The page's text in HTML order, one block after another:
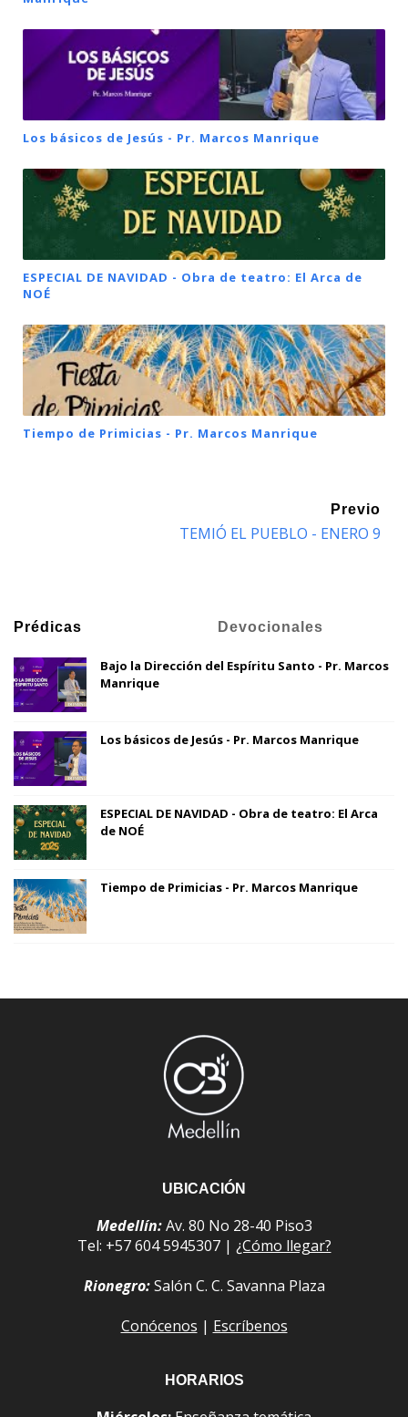
Los básicos de Jesús - Pr. Marcos Manrique
ESPECIAL DE NAVIDAD - Obra de teatro: El Arca de
NOÉ
Tiempo de Primicias - Pr. Marcos Manrique
Previo
TEMIÓ EL PUEBLO - ENERO 9
Prédicas Devocionales
Bajo la Dirección del Espíritu Santo - Pr. Marcos
Manrique
Los básicos de Jesús - Pr. Marcos Manrique
ESPECIAL DE NAVIDAD - Obra de teatro: El Arca
de NOÉ
Tiempo de Primicias - Pr. Marcos Manrique
UBICACIÓN
Medellín:Av. 80 No 28-40 Piso3
Tel: +57 604 5945307 | ¿Cómo llegar?
Rionegro:Salón C. C. Savanna Plaza
Conócenos | Escríbenos
HORARIOS